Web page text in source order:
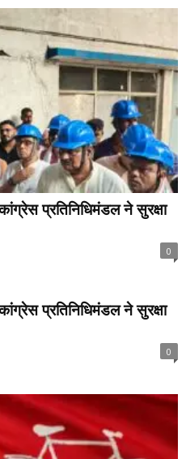
प्रतिनिधिमंडल ने सुरक्षा
0
प्रतिनिधिमंडल ने सुरक्षा
0